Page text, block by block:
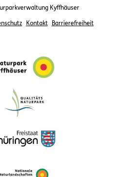
Kyffhäuser
Kontakt Barrierefreiheit